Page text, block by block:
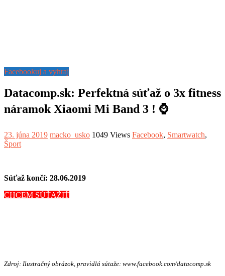
Facebookuj a vyhraj
Datacomp.sk: Perfektná súťaž o 3x fitness
náramok Xiaomi Mi Band 3 ! ⌚️
23. júna 2019 macko_usko 1049 Views Facebook, Smartwatch,
Šport
Súťaž končí: 28.06.2019
CHCEM SÚŤAŽIŤ
Zdroj: Ilustračný obrázok, pravidlá sútaže: www.facebook.com/datacomp.sk